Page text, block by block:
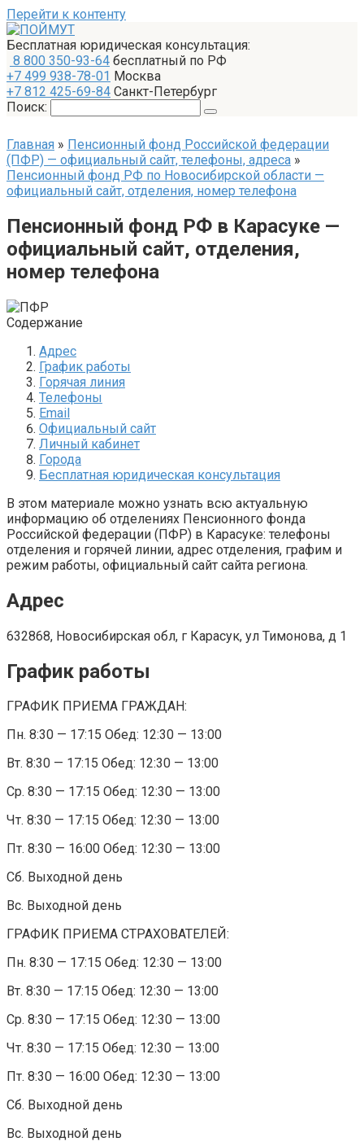
Перейти к контенту
Бесплатная юридическая консультация:
8 800 350-93-64 бесплатный по РФ
+7 499 938-78-01 Москва
+7 812 425-69-84 Санкт-Петербург
Поиск:
Главная » Пенсионный фонд Российской федерации
(ПФР) — официальный сайт, телефоны, адреса »
Пенсионный фонд РФ по Новосибирской области —
официальный сайт, отделения, номер телефона
Пенсионный фонд РФ в Карасуке —
официальный сайт, отделения,
номер телефона
Содержание
Адрес
График работы
Горячая линия
Телефоны
Email
Официальный сайт
Личный кабинет
Города
Бесплатная юридическая консультация
В этом материале можно узнать всю актуальную
информацию об отделениях Пенсионного фонда
Российской федерации (ПФР) в Карасуке: телефоны
отделения и горячей линии, адрес отделения, графим и
режим работы, официальный сайт сайта региона.
Адрес
632868, Новосибирская обл, г Карасук, ул Тимонова, д 1
График работы
ГРАФИК ПРИЕМА ГРАЖДАН:
Пн. 8:30 — 17:15 Обед: 12:30 — 13:00
Вт. 8:30 — 17:15 Обед: 12:30 — 13:00
Ср. 8:30 — 17:15 Обед: 12:30 — 13:00
Чт. 8:30 — 17:15 Обед: 12:30 — 13:00
Пт. 8:30 — 16:00 Обед: 12:30 — 13:00
Сб. Выходной день
Вс. Выходной день
ГРАФИК ПРИЕМА СТРАХОВАТЕЛЕЙ:
Пн. 8:30 — 17:15 Обед: 12:30 — 13:00
Вт. 8:30 — 17:15 Обед: 12:30 — 13:00
Ср. 8:30 — 17:15 Обед: 12:30 — 13:00
Чт. 8:30 — 17:15 Обед: 12:30 — 13:00
Пт. 8:30 — 16:00 Обед: 12:30 — 13:00
Сб. Выходной день
Вс. Выходной день